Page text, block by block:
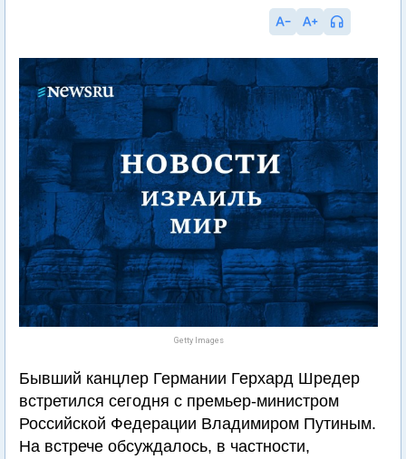
Getty Images
Бывший канцлер Германии Герхард Шредер
встретился сегодня с премьер-министром
Российской Федерации Владимиром Путиным.
На встрече обсуждалось, в частности,